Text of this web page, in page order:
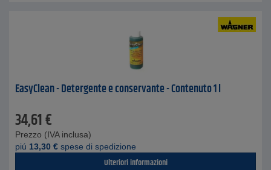
EasyClean - Detergente e conservante - Contenuto 1 l
34,61€
Prezzo (IVA inclusa)
piú 13,30 € spese di spedizione
Ulteriori informazioni